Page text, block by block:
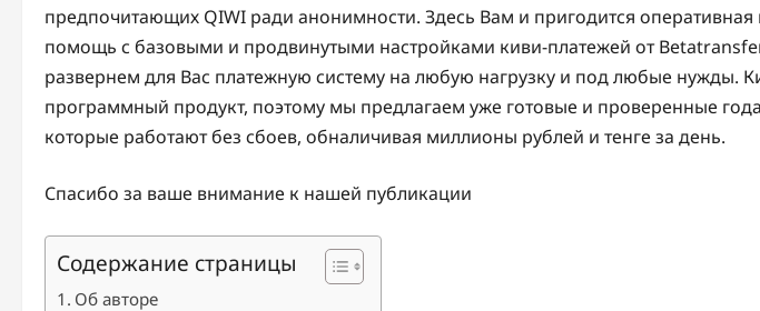
предпочитающих QIWI ради анонимности. Здесь Вам и пригодится
помощь с базовыми и продвинутыми настройками киви-платежей от
развернем для Вас платежную систему на любую нагрузку и под любые нужды.
программный продукт, поэтому мы предлагаем уже готовые и проверенные
которые работают без сбоев, обналичивая миллионы рублей и тенге за день.
Спасибо за ваше внимание к нашей публикации
Содержание страницы
Об авторе